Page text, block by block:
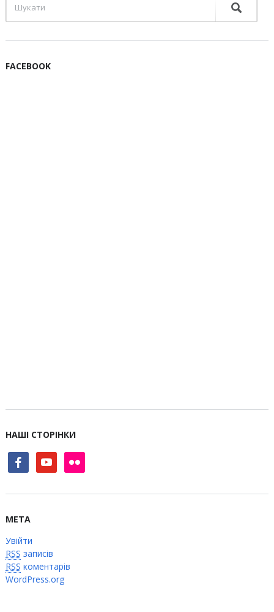
FACEBOOK
НАШІ СТОРІНКИ
facebookyoutube flickr
МЕТА
Увійти
RSS записів
RSS коментарів
WordPress.org